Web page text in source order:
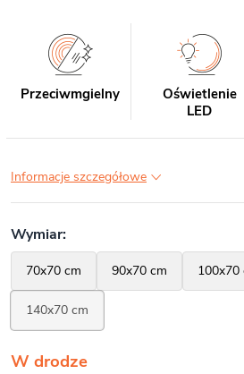
Przeciwmgielny
Oświetlenie
LED
Informacje szczegółowe
W drodze